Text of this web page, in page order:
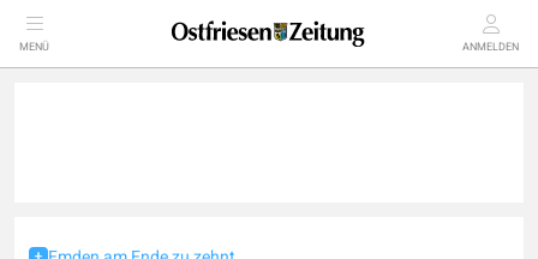
MENÜ ANMELDEN